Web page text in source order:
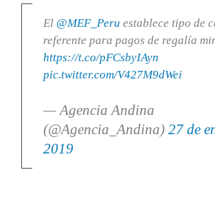
El @MEF_Peru establece tipo de
referente para pagos de regalía
https://t.co/pFCsbyIAyn
pic.twitter.com/V427M9dWei
— Agencia Andina
(@Agencia_Andina) 27 de
2019